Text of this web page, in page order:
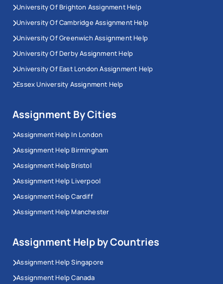
University Of Brighton Assignment Help
University Of Cambridge Assignment Help
University Of Greenwich Assignment Help
University Of Derby Assignment Help
University Of East London Assignment Help
Essex University Assignment Help
Assignment By Cities
Assignment Help In London
Assignment Help Birmingham
Assignment Help Bristol
Assignment Help Liverpool
Assignment Help Cardiff
Assignment Help Manchester
Assignment Help by Countries
Assignment Help Singapore
Assignment Help Canada